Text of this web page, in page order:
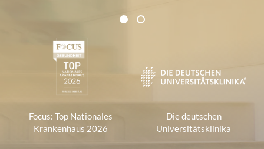
Zertifikate und Verbände
1 2
Focus: Top Nationales
Krankenhaus 2026
Die deutschen
Universitätsklinika